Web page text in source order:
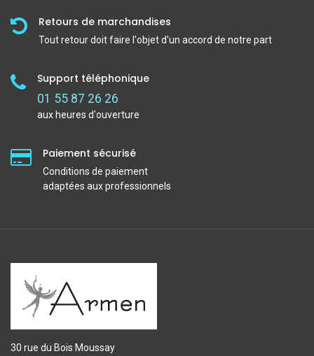
Retours de marchandises
Tout retour doit faire l'objet d'un accord de notre part
Support téléphonique
01 55 87 26 26
aux heures d'ouverture
Paiement sécurisé
Conditions de paiement
adaptées aux professionnels
30 rue du Bois Moussay